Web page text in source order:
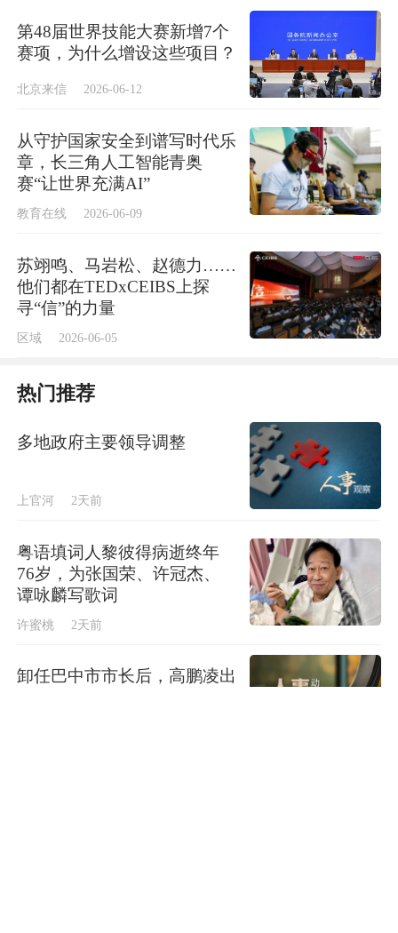
个死题库，而是一面活镜子——一个国家在新
兴赛项上表现如何，直接反映出它的职业教育
能否为新兴产业精准输送人才。当下。中国制
造正在从“拼速度”转向“拼精度”，从“人海战
术”转向“精工智造”。世界技能大赛对操作规
范、工具使用、环保标准、劳动安全的极致苛
求，恰恰是中国制造转型路上必须翻越的山
丘。
其次，办好这场大赛是城市软实力的彰显。
作为主办地，上海已为这场100天后的盛会做
集中管理、近100万件设施设备、3600多名志
愿者、可容纳3000人的国际餐厅、点对点的交
通网络、多语种旅游地图、12条旅游热线、
100多家景区免费或优惠开放……如此精心筹
备，不仅检验了一座城市的管理和服务能力，
也彰显了城市文化与旅游消费、公共生活深度
融合的软实力。
上海把举办世界技能大赛当成一封发给世界的
邀请函，让来自全球的技能青年感受到尊重与
欢迎，也让本地的市民在体验中重新理解“手
第48届世界技能大赛新增7个
赛项，为什么增设这些项目？
北京来信 2026-06-12
从守护国家安全到谱写时代乐
章，长三角人工智能青奥
赛“让世界充满AI”
教育在线 2026-06-09
苏翊鸣、马岩松、赵德力……
他们都在TEDxCEIBS上探
寻“信”的力量
区域 2026-06-05
热门推荐
多地政府主要领导调整
上官河 2天前
粤语填词人黎彼得病逝终年
76岁，为张国荣、许冠杰、
谭咏麟写歌词
许蜜桃 2天前
卸任巴中市市长后，高鹏凌出